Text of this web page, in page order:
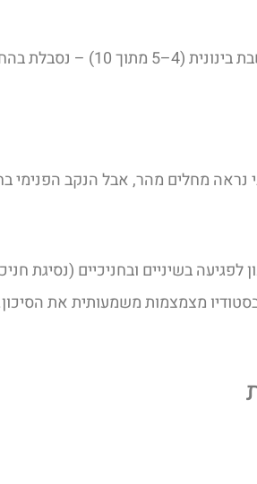
אצל פירסר מיומן.
נראה מחלים מהר, אבל הנקב הפנימי
לפגיעה בשיניים ובחניכיים (נסיגת
מצמצמות משמעותית את